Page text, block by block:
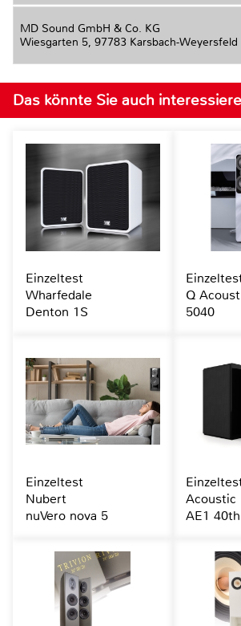
MD Sound GmbH & Co. KG
Wiesgarten 5, 97783 Karsbach-Weyersfeld
Das könnte Sie auch
Einzeltest
Wharfedale
Denton 1S
Q
5040
Einzeltest
Nubert
nuVero nova 5
Acoustic
AE1